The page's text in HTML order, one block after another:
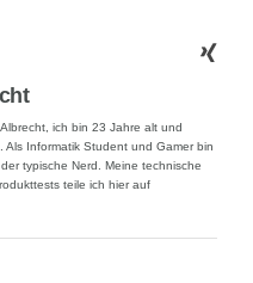
ich bin 23 Jahre alt und
Als Informatik Student und Gamer bin
typische Nerd. Meine technische
teile ich hier auf